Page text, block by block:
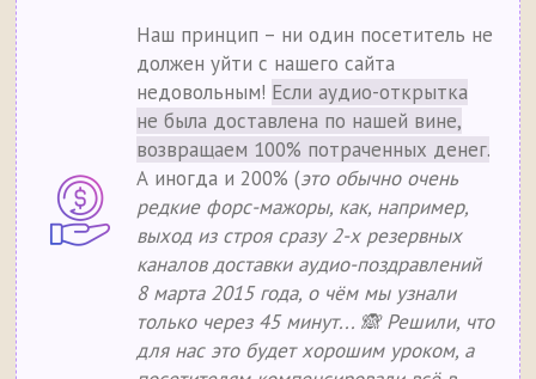
Наш принцип – ни один посетитель не
должен уйти с нашего сайта
недовольным! Если аудио-открытка
не была доставлена по нашей вине,
возвращаем 100% потраченных денег.
А иногда и 200% (это обычно очень
редкие форс-мажоры, как, например,
выход из строя сразу 2-х резервных
каналов доставки аудио-поздравлений
8 марта 2015 года, о чём мы узнали
только через 45 минут... 🙈 Решили, что
для нас это будет хорошим уроком, а